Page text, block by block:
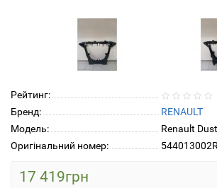
Рейтинг:
Бренд:
RENAULT
Модель:
Renault
Оригінальний номер:
17 419грн